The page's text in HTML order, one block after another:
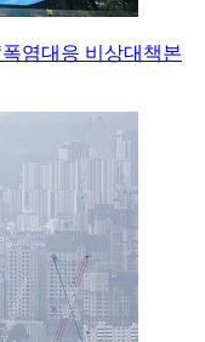
염대응 비상대책본